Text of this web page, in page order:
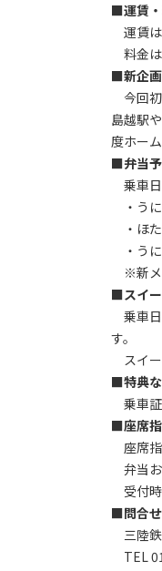
■運賃
運賃は
料金
■新企画
今回
島越駅
度ホー
■弁当
乗車日
・う
・ほ
・う
※新メ
■スイ
乗車
す。
スイ
■特典
乗車証
■座席
座席指
弁当お
受付時
■問合せ
三陸
TEL